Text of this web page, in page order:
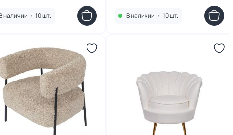
наличии • 10 шт. В наличии • 10 шт.